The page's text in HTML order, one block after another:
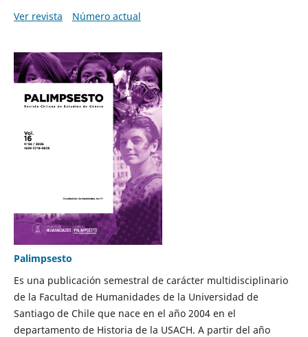
Ver revista
Número actual
Palimpsesto
Es una publicación semestral de carácter multidisciplinario
de la Facultad de Humanidades de la Universidad de
Santiago de Chile que nace en el año 2004 en el
departamento de Historia de la USACH. A partir del año